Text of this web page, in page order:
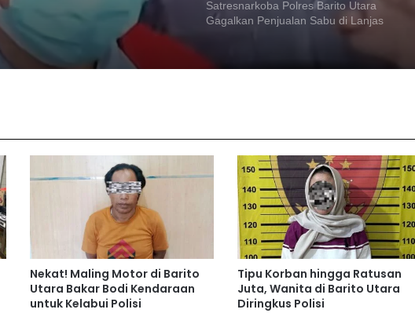
Tahan Lima
Kotim
Modal Parang, Pria Ini Teror Petugas
Security dan Bawa Lari BBM
Untuk Judol
Sabu Disembunyikan di Gulungan
Gorden hingga Bagasi Motor
Polres Barito Utara Gulung 25 Pelaku
Kejahatan 3C, Kasus Curat Paling
Nekat! Maling Motor di Barito
Utara Bakar Bodi Kendaraan
untuk Kelabui Polisi
Tipu Korban hingga Ratusan
Juta, Wanita di Barito Utara
Diringkus Polisi